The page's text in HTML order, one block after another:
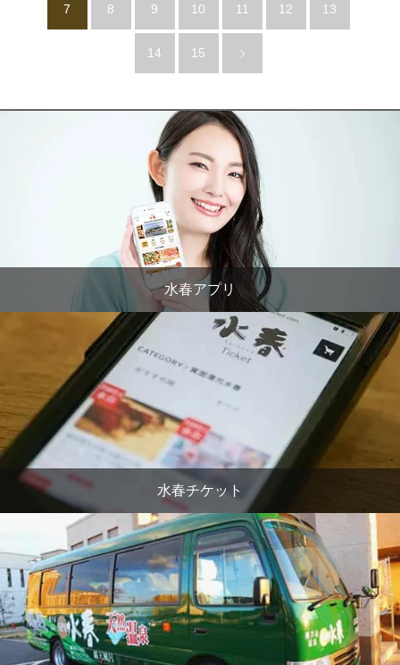
7 8 9 10 11 12 13
14 15
水春アプリ
水春チケット